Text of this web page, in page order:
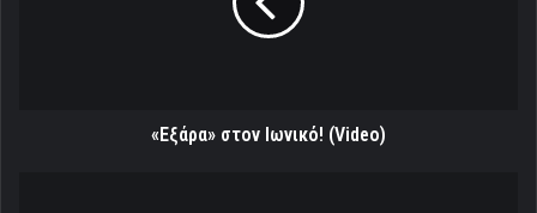
«Εξάρα» στον Ιωνικό! (Video)